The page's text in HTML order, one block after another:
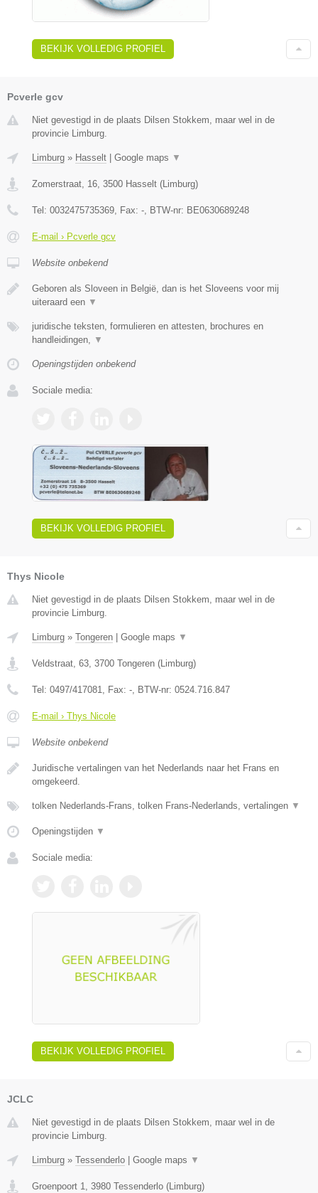
BEKIJK VOLLEDIG PROFIEL
Pcverle gcv
Niet gevestigd in de plaats Dilsen Stokkem, maar wel in de
provincie Limburg.
Limburg » Hasselt Google maps ▼
Zomerstraat, 16, 3500 Hasselt (Limburg)
Tel: 0032475735369, Fax: -, BTW-nr: BE0630689248
E-mail › Pcverle gcv
Website onbekend
Geboren als Sloveen in België, dan is het Sloveens voor mij
uiteraard een ▼
juridische teksten, formulieren en attesten, brochures en
handleidingen, ▼
Openingstijden onbekend
Sociale media:
BEKIJK VOLLEDIG PROFIEL
Thys Nicole
Niet gevestigd in de plaats Dilsen Stokkem, maar wel in de
provincie Limburg.
Limburg » Tongeren | Google maps ▼
Veldstraat, 63 3700 Tongeren (Limburg)
Tel: 0497/417081 , Fax: - , BTW-nr: 0524.716.847
E-mail › Thys Nicole
Website onbekend
Juridische vertalingen van het Nederlands naar het Frans en
omgekeerd.
tolken Nederlands-Frans, tolken Frans-Nederlands, vertalingen ▼
Openingstijden ▼
Sociale media:
BEKIJK VOLLEDIG PROFIEL
JCLC
Niet gevestigd in de plaats Dilsen Stokkem, maar wel in de
provincie Limburg.
Limburg » Tessenderlo Google maps ▼
Groenpoort 1, 3980 Tessenderlo (Limburg)